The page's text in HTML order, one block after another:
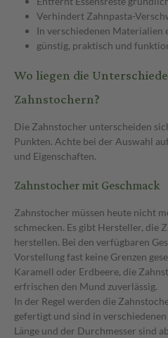
Verhindert Zahnpasta-
In verschiedenen Materialien
günstig, praktisch und
Wo liegen die
Zahnstochern?
Die Zahnstocher unterscheiden
Punkten. Achte bei der Auswahl
und Eigenschaften.
Zahnstocher mit Geschmack
Zahnstocher müssen heute nicht
schmecken. Es gibt Hersteller, die
herstellen. Bei den verfügbaren
Vorstellung fast keine Grenzen
Karamell oder Erdbeere, die
erfrischen den Mund zuverlässig.
In der Regel werden die
gefertigt und sind in
Länge und der Durchmesser sind